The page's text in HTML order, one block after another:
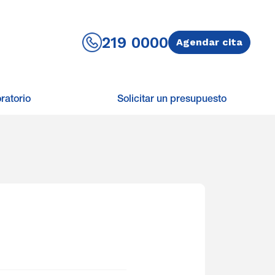
219 0000 Agendar cita
Solicitar un presupuesto